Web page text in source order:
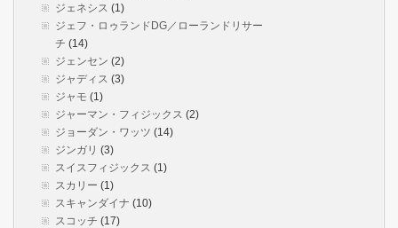
ジェネシス (1)
ジェフ・ロゥランドDG／ローランドリサー
チ (14)
ジェンセン (2)
ジャディス (3)
ジャモ (1)
ジャーマン・フィジックス (2)
ジョーダン・ワッツ (14)
ジンガリ (3)
スイスフィジックス (1)
スカリー (1)
スキャンダイナ (10)
スコッチ (17)